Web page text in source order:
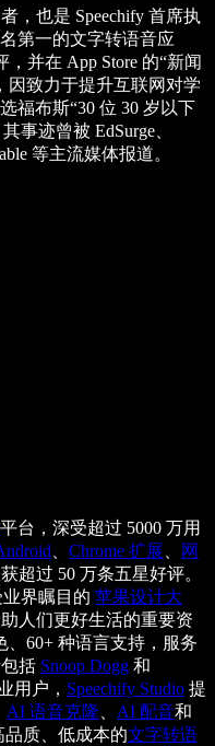
，也是 Speechify 首席执
第一的文字转语音应
并在 App Store 的“新闻
因致力于提升互联网对学
福布斯“30 位 30 岁以下
事迹曾被 EdSurge、
等主流媒体报道。
平台，深受超过 5000 万用
Chrome 扩展
网
超过 50 万条五星好评。
业界瞩目的 苹果设计大
人们更好生活的重要资
、60+ 种语言支持，服务
括 Snoop Dogg 和
用户， Speechify Studio 提
AI 语音克隆 AI 配音和
品质、低成本的文字转语